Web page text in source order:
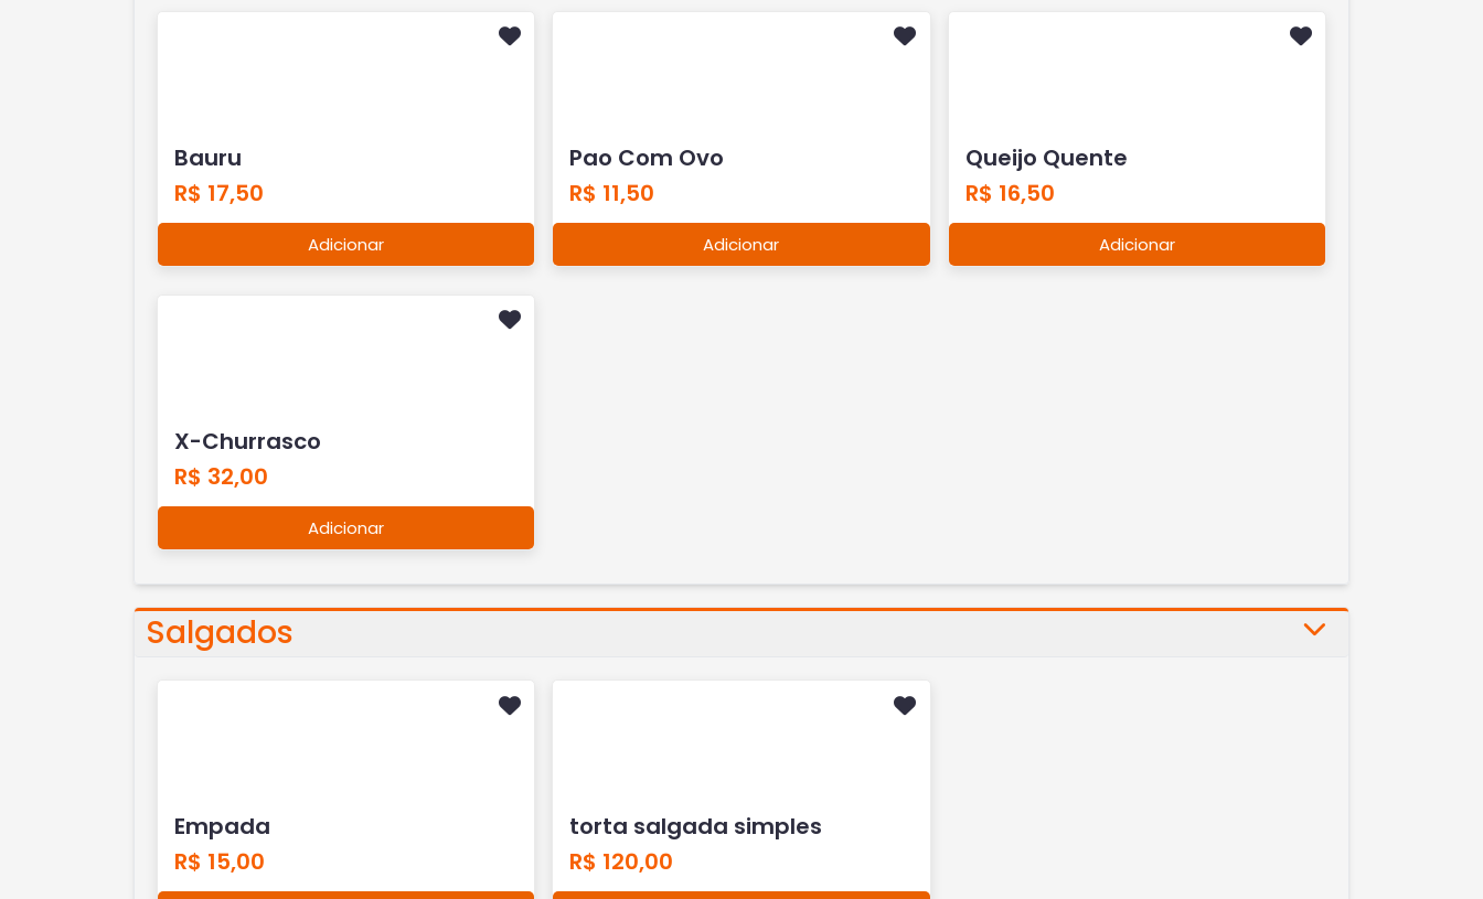
Bauru
R$ 17,50
Adicionar
Pao Com Ovo
R$ 11,50
Adicionar
Queijo Quente
R$ 16,50
Adicionar
X-Churrasco
R$ 32,00
Adicionar
Salgados
Empada
R$ 15,00
torta salgada simples
R$ 120,00